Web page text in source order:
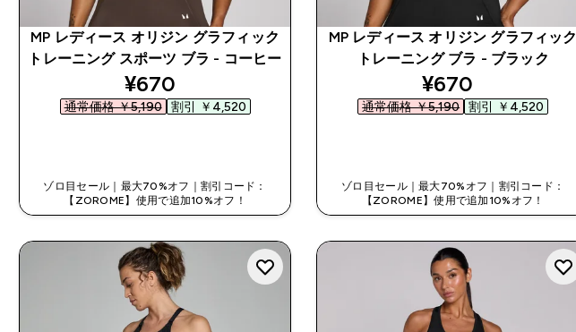
MP レディース オリジン グラフィック
トレーニング スポーツ ブラ - コーヒー
discounted price
¥670‎
通常価格 ￥5,190‎ 割引 ￥4,520‎
ゾロ目セール｜最大70%オフ｜割引コード：
【ZOROME】使用で追加10%オフ！
MP レディース オリジン グラフィック
トレーニング ブラ - ブラック
discounted price
¥670‎
通常価格 ￥5,190‎ 割引 ￥4,520‎
ゾロ目セール｜最大70%オフ｜割引コード：
【ZOROME】使用で追加10%オフ！